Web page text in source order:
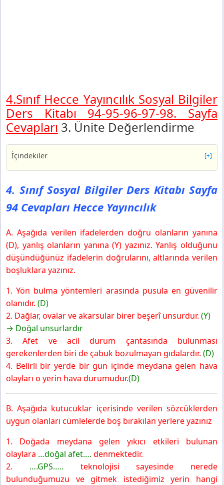
4.Sınıf Hecce Yayıncılık Sosyal Bilgiler
Ders Kitabı 94-95-96-97-98. Sayfa
Cevapları 3. Ünite Değerlendirme
İçindekiler [+]
4. Sınıf Sosyal Bilgiler Ders Kitabı Sayfa 94 Cevapları
Hecce Yayıncılık
4. Sınıf Sosyal Bilgiler Ders Kitabı Sayfa 95 Cevapları
Hecce Yayıncılık
Hecce Yayıncılık
4. Sınıf Sosyal Bilgiler Ders Kitabı Sayfa 97 Cevapları
Hecce Yayıncılık
4. Sınıf Sosyal Bilgiler Ders Kitabı Sayfa 98 Cevapları
Hecce Yayıncılık
4. Sınıf Sosyal Bilgiler Ders Kitabı Sayfa
94 Cevapları Hecce Yayıncılık
A. Aşağıda verilen ifadelerden doğru olanların yanına
(D), yanlış olanların yanına (Y) yazınız. Yanlış olduğunu
düşündüğünüz ifadelerin doğrularını, altlarında verilen
boşluklara yazınız.
1. Yön bulma yöntemleri arasında pusula en güvenilir
olanıdır. (D)
2. Dağlar, ovalar ve akarsular birer beşerî unsurdur. (Y)
→ Doğal unsurlardır
3. Afet ve acil durum çantasında bulunması
gerekenlerden biri de çabuk bozulmayan gıdalardır. (D)
4. Belirli bir yerde bir gün içinde meydana gelen hava
olayları o yerin hava durumudur.(D)
B. Aşağıda kutucuklar içerisinde verilen sözcüklerden
uygun olanları cümlelerde boş bırakılan yerlere yazınız
1. Doğada meydana gelen yıkıcı etkileri bulunan
olaylara …doğal afet…. denmektedir.
2. ….GPS….. teknolojisi sayesinde nerede
bulunduğumuzu ve gitmek istediğimiz yerin hangi